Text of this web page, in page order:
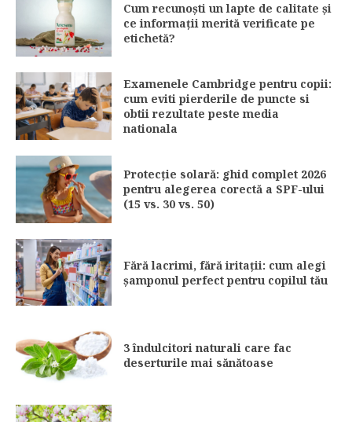
Cum recunoști un lapte de calitate și
ce informații merită verificate pe
etichetă?
Examenele Cambridge pentru copii:
cum eviti pierderile de puncte si
obtii rezultate peste media
nationala
Protecție solară: ghid complet 2026
pentru alegerea corectă a SPF-ului
(15 vs. 30 vs. 50)
Fără lacrimi, fără iritații: cum alegi
șamponul perfect pentru copilul tău
3 îndulcitori naturali care fac
deserturile mai sănătoase